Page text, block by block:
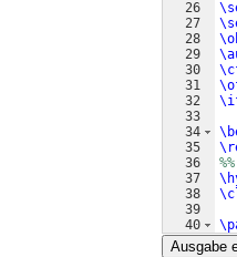
26
27
28
29
30
31
32
33
34
35
36
37
38
39
40
41
Ausgabe